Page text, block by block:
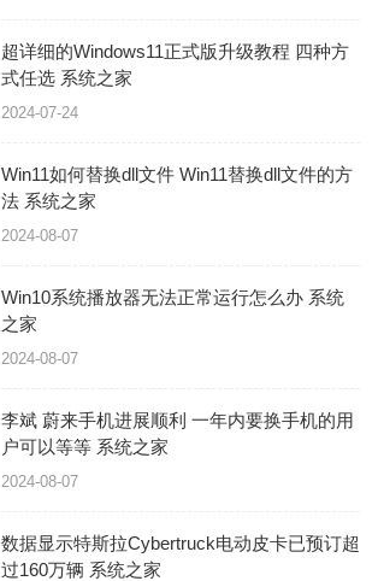
超详细的Windows11正式版升级教程 四种方
式任选 系统之家
2024-07-24
Win11如何替换dll文件 Win11替换dll文件的方
法 系统之家
2024-08-07
Win10系统播放器无法正常运行怎么办 系统
之家
2024-08-07
李斌 蔚来手机进展顺利 一年内要换手机的用
户可以等等 系统之家
2024-08-07
数据显示特斯拉Cybertruck电动皮卡已预订超
过160万辆 系统之家